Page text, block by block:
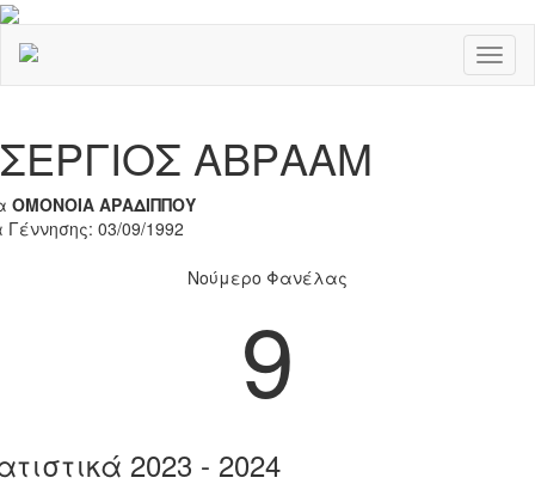
ΣΕΡΓΙΟΣ ΑΒΡΑΑΜ
ΟΜΟΝΟΙΑ ΑΡΑΔΙΠΠΟΥ
Γέννησης: 03/09/1992
Νούμερο Φανέλας
9
2023 - 2024